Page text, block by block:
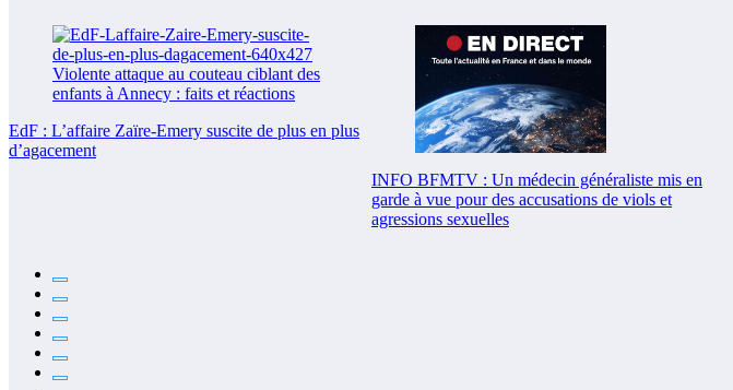
EdF : L’affaire Zaïre-Emery suscite de plus en plus
d’agacement
INFO BFMTV : Un médecin généraliste mis en
garde à vue pour des accusations de viols et
agressions sexuelles